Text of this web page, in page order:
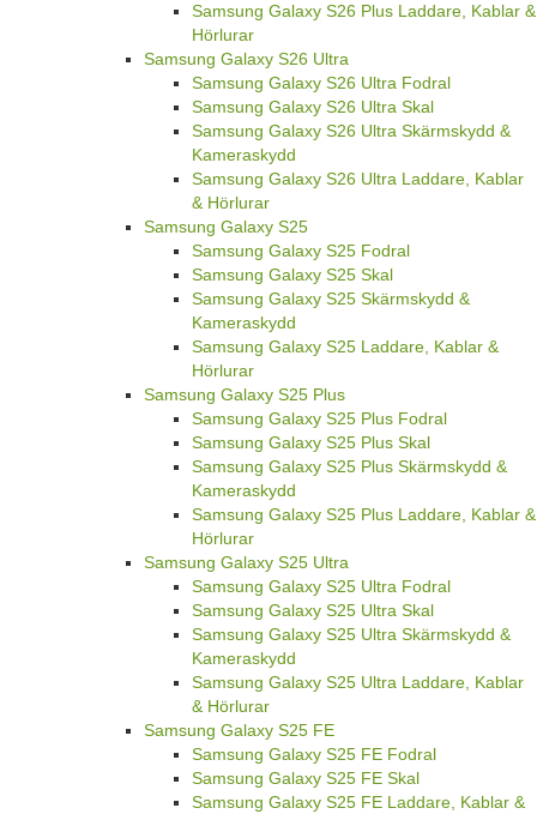
Samsung Galaxy S26 Plus Laddare, Kablar &
Hörlurar
Samsung Galaxy S26 Ultra
Samsung Galaxy S26 Ultra Fodral
Samsung Galaxy S26 Ultra Skal
Samsung Galaxy S26 Ultra Skärmskydd &
Kameraskydd
Samsung Galaxy S26 Ultra Laddare, Kablar
& Hörlurar
Samsung Galaxy S25
Samsung Galaxy S25 Fodral
Samsung Galaxy S25 Skal
Samsung Galaxy S25 Skärmskydd &
Kameraskydd
Samsung Galaxy S25 Laddare, Kablar &
Hörlurar
Samsung Galaxy S25 Plus
Samsung Galaxy S25 Plus Fodral
Samsung Galaxy S25 Plus Skal
Samsung Galaxy S25 Plus Skärmskydd &
Kameraskydd
Samsung Galaxy S25 Plus Laddare, Kablar &
Hörlurar
Samsung Galaxy S25 Ultra
Samsung Galaxy S25 Ultra Fodral
Samsung Galaxy S25 Ultra Skal
Samsung Galaxy S25 Ultra Skärmskydd &
Kameraskydd
Samsung Galaxy S25 Ultra Laddare, Kablar
& Hörlurar
Samsung Galaxy S25 FE
Samsung Galaxy S25 FE Fodral
Samsung Galaxy S25 FE Skal
Samsung Galaxy S25 FE Laddare, Kablar &